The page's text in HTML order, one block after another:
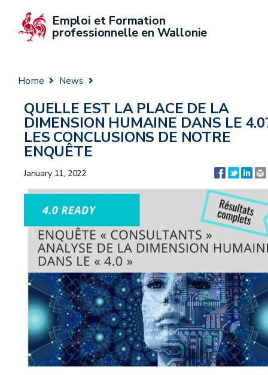
Emploi et Formation
professionnelle en Wallonie
Home News
QUELLE EST LA PLACE DE LA
DIMENSION HUMAINE DANS LE
LES CONCLUSIONS DE NOTRE
ENQUÊTE
January 11, 2022